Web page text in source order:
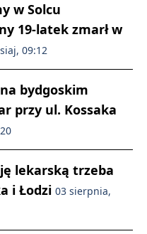
w Solcu
19-latek zmarł w
09:12
bydgoskim
przy ul. Kossaka
lekarską trzeba
i Łodzi 03 sierpnia,